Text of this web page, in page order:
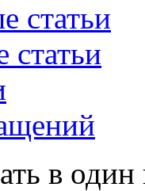
статьи
в